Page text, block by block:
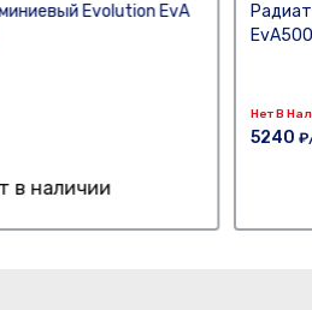
Evolution EvA
в наличии
Нет В
5240